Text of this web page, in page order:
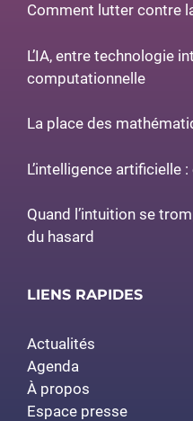
Comment lutter contre
L’IA, entre technologie
computationnelle
La place des
L’intelligence artificielle
Quand l’intuition se
du hasard
LIENS RAPIDES
Actualités
Agenda
À propos
Espace presse